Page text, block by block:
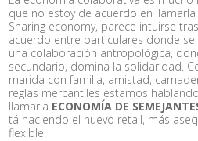
que no estoy de acuerdo en
Sharing economy, parece intuirse
acuerdo entre particulares donde
una colaboración antropológica,
secundario, domina la solidaridad.
marida con familia, amistad,
reglas mercantiles estamos
llamarla ECONOMÍA DE
tá naciendo el nuevo retail, más
flexible.